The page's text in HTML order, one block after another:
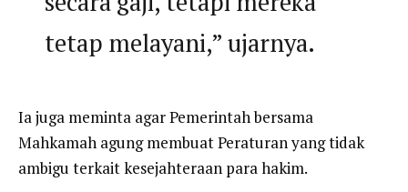
tetap melayani,” ujarnya.
Ia juga meminta agar Pemerintah bersama
Mahkamah agung membuat Peraturan yang tidak
ambigu terkait kesejahteraan para hakim.